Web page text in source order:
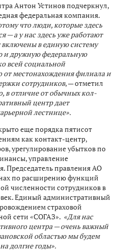
Антон Устинов подчеркнул,
федеральная компания.
что люди, которые здесь
— а у нас здесь уже работают
включены в единую систему
и дружную федеральную
всей социальной
от местонахождения филиала и
сотрудников, — отметил
в отличие от обычных кол-
центр дает
лестнице».
еще порядка пятисот
как контакт-центр,
урегулирование убытков по
управление
Председатель правления АО
по расширению функций
численности сотрудников в
Единый административный
страховой
сети «СОГАЗ». «Для нас
центра — очень важный
областью мы будем
долгие годы».